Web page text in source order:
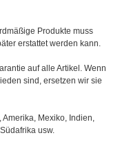
Produkte muss
erstattet werden kann.
auf alle Artikel. Wenn
sind, ersetzen wir sie
Mexiko, Indien,
usw.